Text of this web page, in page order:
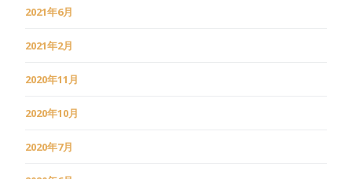
2021年6月
2021年2月
2020年11月
2020年10月
2020年7月